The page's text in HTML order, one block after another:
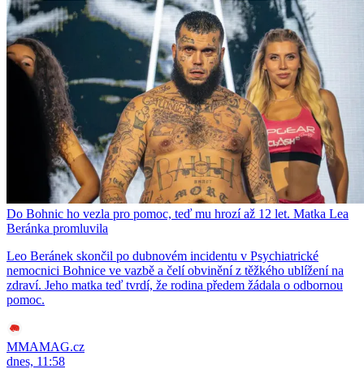
Do Bohnic ho vezla pro pomoc, teď mu hrozí až 12 let. Matka Lea
Beránka promluvila
Leo Beránek skončil po dubnovém incidentu v Psychiatrické
nemocnici Bohnice ve vazbě a čelí obvinění z těžkého ublížení na
zdraví. Jeho matka teď tvrdí, že rodina předem žádala o odbornou
pomoc.
MMAMAG.cz
dnes, 11:58